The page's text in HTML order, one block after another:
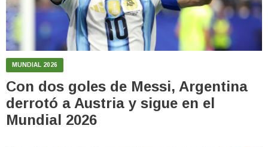
MUNDIAL 2026
Con dos goles de Messi, Argentina
derrotó a Austria y sigue en el
Mundial 2026